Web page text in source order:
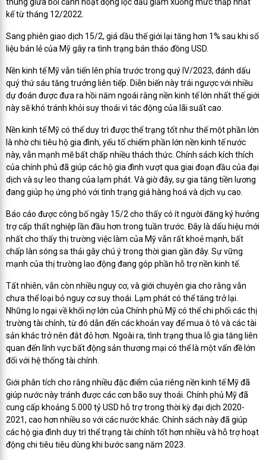
kể từ tháng 12/2022.
Sang phiên giao dịch 15/2, giá dầu thế giới lại tăng hơn 1% sau khi số
liệu bán lẻ của Mỹ gây ra tình trạng bán tháo đồng USD.
Nền kinh tế Mỹ vẫn tiến lên phía trước trong quý IV/2023, đánh dấu
quý thứ sáu tăng trưởng liên tiếp. Diễn biến này trái ngược với nhiều
dự đoán được đưa ra hồi năm ngoái rằng nền kinh tế lớn nhất thế giới
này sẽ khó tránh khỏi suy thoái vì tác động của lãi suất cao.
Nền kinh tế Mỹ có thể duy trì được thể trạng tốt như thế một phần lớn
là nhờ chi tiêu hộ gia đình, yếu tố chiếm phần lớn nền kinh tế nước
này, vẫn mạnh mẽ bất chấp nhiều thách thức. Chính sách kích thích
của chính phủ đã giúp các hộ gia đình vượt qua giai đoạn đầu của đại
dịch và sự leo thang của lạm phát. Và giờ đây, sự gia tăng tiền lương
đang giúp họ ứng phó với tình trạng giá hàng hoá và dịch vụ cao.
Báo cáo được công bố ngày 15/2 cho thấy có ít người đăng ký hưởng
trợ cấp thất nghiệp lần đầu hơn trong tuần trước. Đây là dấu hiệu mới
nhất cho thấy thị trường việc làm của Mỹ vẫn rất khoẻ mạnh, bất
chấp làn sóng sa thải gây chú ý trong thời gian gần đây. Sự vững
mạnh của thị trường lao động đang góp phần hỗ trợ nền kinh tế.
Tất nhiên, vẫn còn nhiều nguy cơ, và giới chuyên gia cho rằng vẫn
chưa thể loại bỏ nguy cơ suy thoái. Lạm phát có thể tăng trở lại.
Những lo ngại về khối nợ lớn của Chính phủ Mỹ có thể chi phối các thị
trường tài chính, từ đó dẫn đến các khoản vay để mua ô tô và các tài
sản khác trở nên đắt đỏ hơn. Ngoài ra, tình trạng thua lỗ gia tăng liên
quan đến lĩnh vực bất động sản thương mại có thể là một vấn đề lớn
đối với hệ thống tài chính.
Giới phân tích cho rằng nhiều đặc điểm của riêng nền kinh tế Mỹ đã
giúp nước này tránh được các cơn bão suy thoái. Chính phủ Mỹ đã
cung cấp khoảng 5.000 tỷ USD hỗ trợ trong thời kỳ đại dịch 2020-
2021, cao hơn nhiều so với các nước khác. Chính sách này đã giúp
các hộ gia đình duy trì thể trạng tài chính tốt hơn nhiều và hỗ trợ hoạt
động chi tiêu tiêu dùng khi bước sang năm 2023.